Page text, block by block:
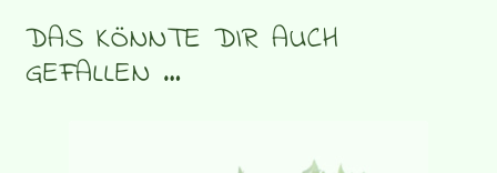
DAS KÖNNTE DIR AUCH
GEFALLEN …